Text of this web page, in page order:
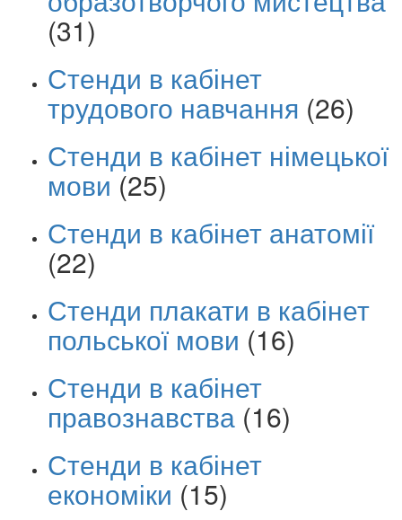
(31)
Стенди в кабінет
трудового навчання (26)
Стенди в кабінет німецької
мови (25)
Стенди в кабінет анатомії
(22)
Стенди плакати в кабінет
польської мови (16)
Стенди в кабінет
правознавства (16)
Стенди в кабінет
економіки (15)